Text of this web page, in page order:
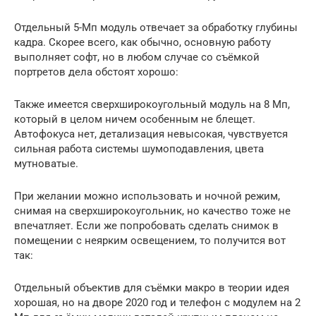
Отдельный 5-Мп модуль отвечает за обработку глубины
кадра. Скорее всего, как обычно, основную работу
выполняет софт, но в любом случае со съёмкой
портретов дела обстоят хорошо:
Также имеется сверхширокоугольный модуль на 8 Мп,
который в целом ничем особенным не блещет.
Автофокуса нет, детализация невысокая, чувствуется
сильная работа системы шумоподавления, цвета
мутноватые.
При желании можно использовать и ночной режим,
снимая на сверхширокоугольник, но качество тоже не
впечатляет. Если же попробовать сделать снимок в
помещении с неярким освещением, то получится вот
так:
Отдельный объектив для съёмки макро в теории идея
хорошая, но на дворе 2020 год и телефон с модулем на 2